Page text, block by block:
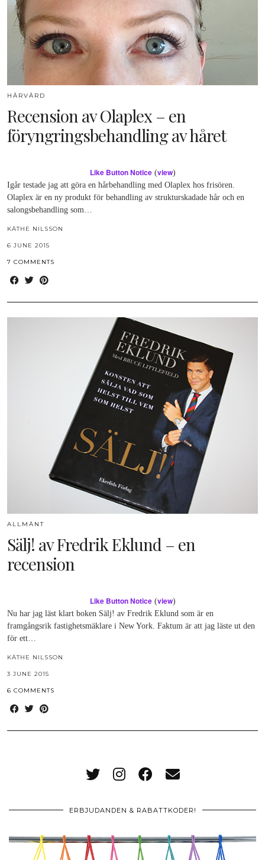
HÅRVÅRD
Recension av Olaplex – en
föryngringsbehandling av håret
Like Button Notice(view)
Igår testade jag att göra en hårbehandling med Olaplex hos frisören.
Olaplex är en ny produkt för behandling av strukturskadade hår och en
salongsbehandling som…
KÄTHE NILSSON
6 JUNE 2015
7 COMMENTS
ALLMÄNT
Sälj! av Fredrik Eklund – en
recension
Like Button Notice(view)
Nu har jag läst klart boken Sälj! av Fredrik Eklund som är en
framgångsrik fastighetsmäklare i New York. Faktum är att jag läste ut den
för ett…
KÄTHE NILSSON
3 JUNE 2015
6 COMMENTS
ERBJUDANDEN & RABATTKODER!